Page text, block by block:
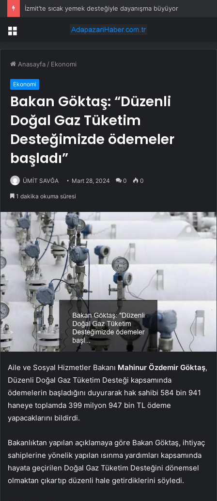
İzmit’te sıcak yemek desteğiyle dayanışma büyüyor
Menü
Anasayfa / Ekonomi
Ekonomi
Bakan Göktaş: “Düzenli
Doğal Gaz Tüketim
Desteğimizde ödemeler
başladı”
ÜMİT SAVĞA Mart 28, 2024 0 0
1 dakika okuma süresi
Aile ve Sosyal Hizmetler Bakanı Mahinur Özdemir Göktaş,
Düzenli Doğal Gaz Tüketim Desteği kapsamında
ödemelerin başladığını duyurarak hak sahibi 584 bin 941
haneye toplamda 399 milyon 947 bin TL ödeme
yapacaklarını bildirdi.
Bakanlıktan yapılan açıklamaya göre Bakan Göktaş, ihtiyaç
sahiplerine yönelik yapılan ısınma yardımları kapsamında
hayata geçirilen Doğal Gaz Tüketim Desteğini dönemsel
olmaktan çıkartıp düzenli hale getirdiklerini söyledi.